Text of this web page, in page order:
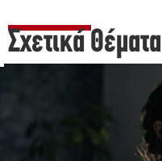
Σχετικά Θέματα